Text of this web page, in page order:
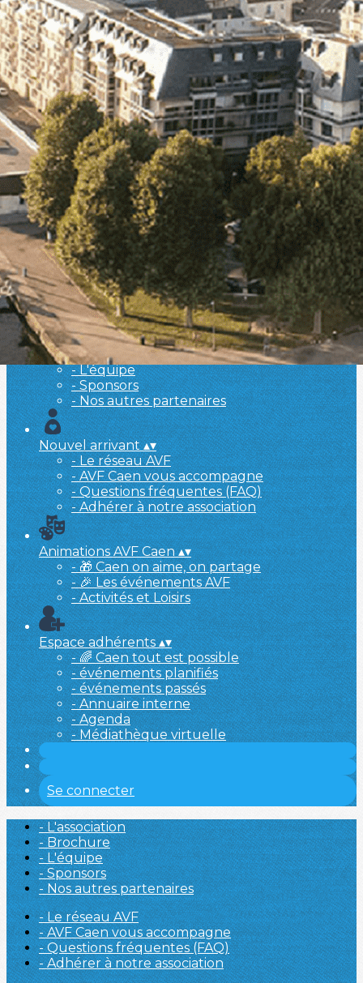
Exporter les lignes sélectionnées
Exporter toutes les colonnes
Exporter uniquement les colonnes affichées
Menu
<
>
- 🎁 Caen on aime, on partage
- 🎉 Les événements AVF
- Activités et Loisirs
Ajoutez un logo, un bouton, des réseaux sociaux
Cliquez pour éditer
L'association▴▾
- L'association
- Brochure
- L'équipe
- Sponsors
- Nos autres partenaires
Nouvel arrivant▴▾
- Le réseau AVF
- AVF Caen vous accompagne
- Questions fréquentes (FAQ)
- Adhérer à notre association
Animations AVF Caen▴▾
- 🎁 Caen on aime, on partage
- 🎉 Les événements AVF
- Activités et Loisirs
Espace adhérents▴▾
- 🌈 Caen tout est possible
- événements planifiés
- événements passés
- Annuaire interne
- Agenda
- Médiathèque virtuelle
Se connecter
- L'association
- Brochure
- L'équipe
- Sponsors
- Nos autres partenaires
- Le réseau AVF
- AVF Caen vous accompagne
- Questions fréquentes (FAQ)
- Adhérer à notre association